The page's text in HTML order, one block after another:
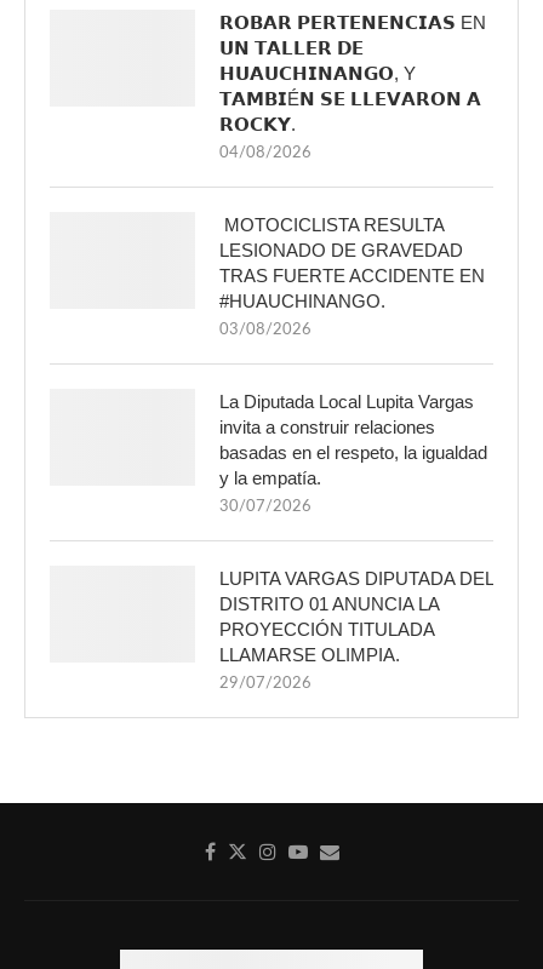
𝗥𝗢𝗕𝗔𝗥 𝗣𝗘𝗥𝗧𝗘𝗡𝗘𝗡𝗖𝗜𝗔𝗦 EN
𝗨𝗡 𝗧𝗔𝗟𝗟𝗘𝗥 𝗗𝗘
𝗛𝗨𝗔𝗨𝗖𝗛𝗜𝗡𝗔𝗡𝗚𝗢, Y
𝗧𝗔𝗠𝗕𝗜É𝗡 𝗦𝗘 𝗟𝗟𝗘𝗩𝗔𝗥𝗢𝗡 𝗔
𝗥𝗢𝗖𝗞𝗬.
04/08/2026
MOTOCICLISTA RESULTA
LESIONADO DE GRAVEDAD
TRAS FUERTE ACCIDENTE EN
#HUAUCHINANGO.
03/08/2026
La Diputada Local Lupita Vargas
invita a construir relaciones
basadas en el respeto, la igualdad
y la empatía.
30/07/2026
LUPITA VARGAS DIPUTADA DEL
DISTRITO 01 ANUNCIA LA
PROYECCIÓN TITULADA
LLAMARSE OLIMPIA.
29/07/2026